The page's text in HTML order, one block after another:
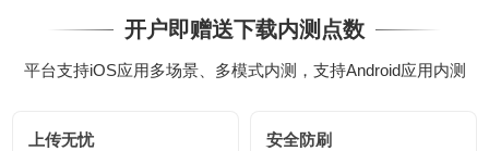
开户即赠送下载内测点数
平台支持iOS应用多场景、多模式内测，支持Android应用内测
上传无忧 安全防刷